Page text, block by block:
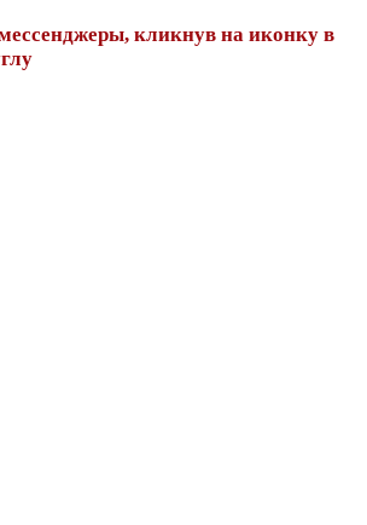
кликнув на иконку в